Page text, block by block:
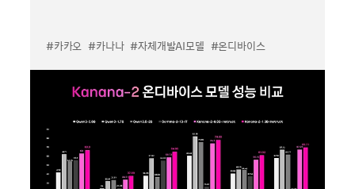
#카카오 #카나나 #자체개발AI모델 #온디바이스